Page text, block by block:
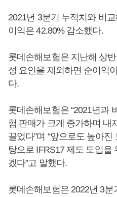
2021년 3분기 누적치와 비
이익은 42.80% 감소했다.
롯데손해보험은 지난해 상
성 요인을 제외하면 순이익
다.
롯데손해보험은 “2021년과
험 판매가 크게 증가하며 내
끌었다”며 “앞으로도 높아
탕으로 IFRS17 제도 도입을
겠다”고 말했다.
롯데손해보험은 2022년 3